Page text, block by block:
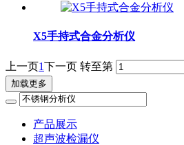
X5手持式合金分析仪
上一页1下一页 转至第
加载更多
产品展示
超声波检漏仪